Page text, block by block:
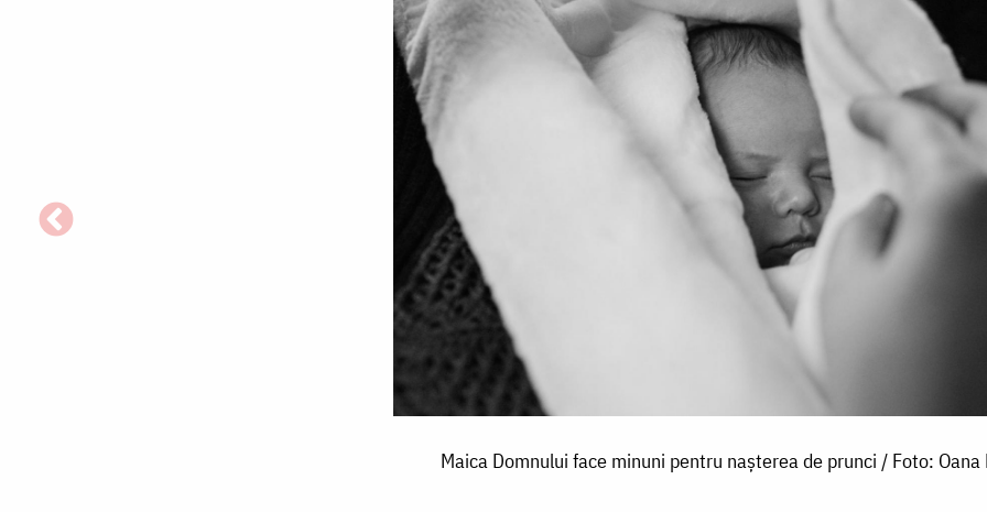
Maica Domnului face minuni pentru nașterea de prunci / Foto: Oana